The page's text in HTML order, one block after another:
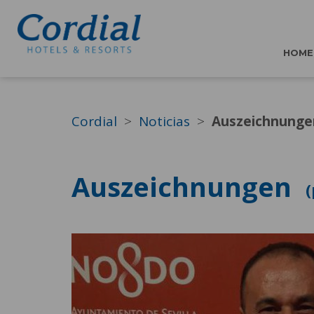
HOME
Cordial Noticias
Auszeichnungen